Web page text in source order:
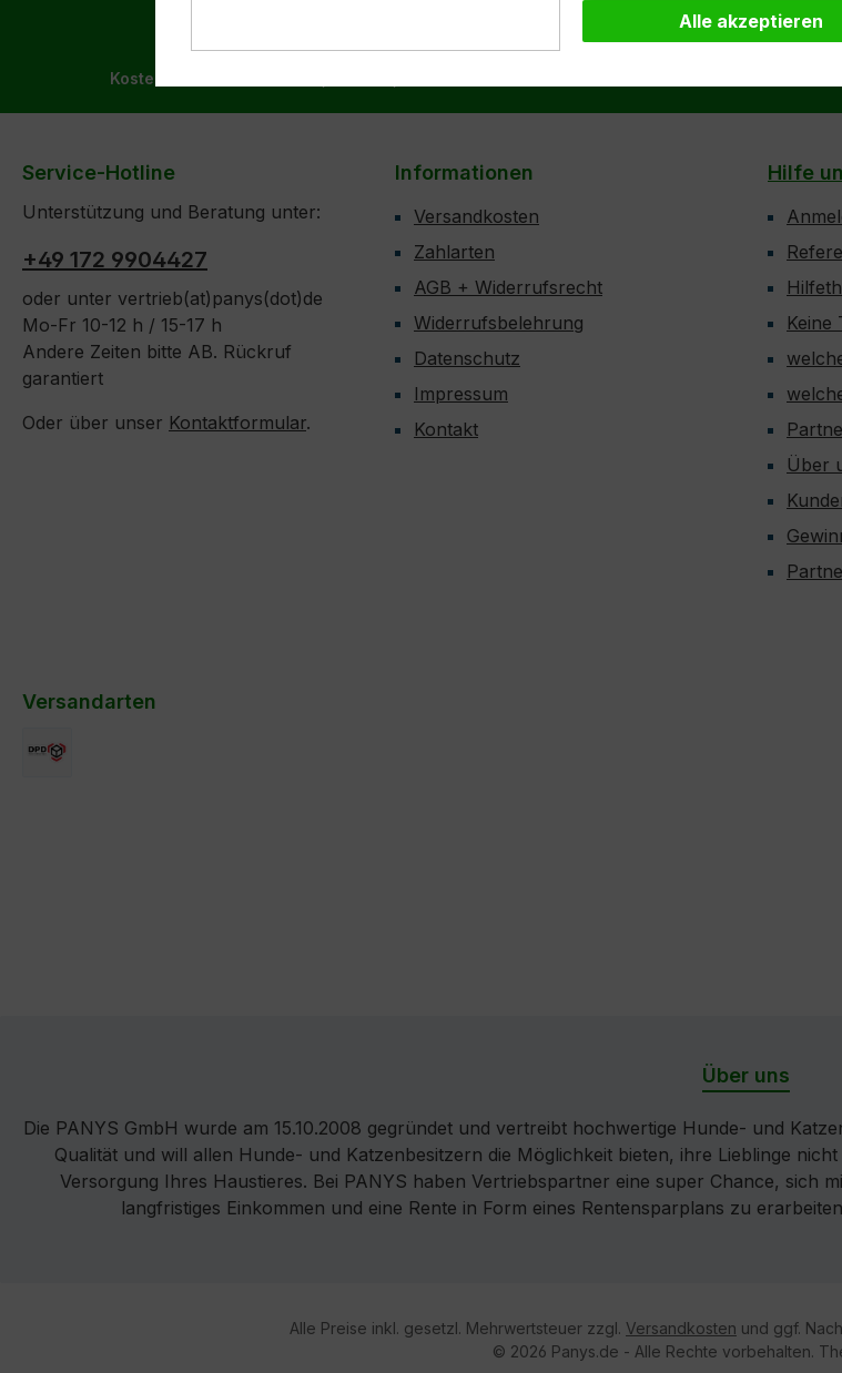
Kostenloser Versand ab 99,- € in DE, AT und BENELUX.
Service-Hotline
Unterstützung und Beratung unter:
+49 172 9904427
oder unter vertrieb(at)panys(dot)de
Mo-Fr 10-12 h / 15-17 h
Andere Zeiten bitte AB. Rückruf
garantiert
Oder über unser Kontaktformular.
Informationen
Versandkosten
Zahlarten
AGB + Widerrufsrecht
Widerrufsbelehrung
Datenschutz
Impressum
Kontakt
Hilfe
Keine
Über
Versandarten
Über uns
Die PANYS GmbH wurde am 15.10.2008 gegründet und vertreibt hochwertige Hunde- und
Qualität und will allen Hunde- und Katzenbesitzern die Möglichkeit bieten, ihre Lieblinge
Versorgung Ihres Haustieres. Bei PANYS haben Vertriebspartner eine super Chance, sich
langfristiges Einkommen und eine Rente in Form eines Rentensparplans zu
Alle Preise inkl. gesetzl. Mehrwertsteuer zzgl. Versandkosten und ggf.
© 2026 Panys.de - Alle Rechte vorbehalten.
Alle akzeptieren